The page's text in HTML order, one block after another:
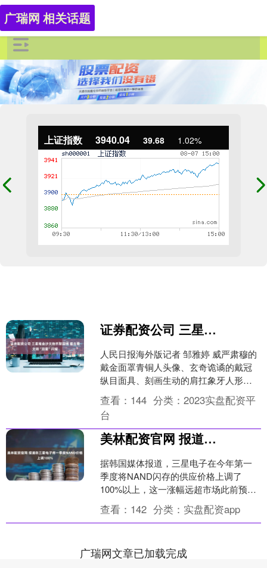
上证指数 3940.04 39.68 1.02%
广瑞网 相关话题
证券配资公司 三星堆金沙文物齐聚国博&#32;看古蜀文明“双星”闪耀
人民日报海外版记者 邹雅婷 威严肃穆的
戴金面罩青铜人头像、玄奇诡谲的戴冠
纵目面具、刻画生动的肩扛象牙人形纹
玉璋……由中国国家博物馆、四川省文
物局主办的“双星耀世....
查看： 144 分类：2023实盘配资平
台
美林配资官网 报道称三星电子将一季度NAND价格上调100%
据韩国媒体报道，三星电子在今年第一
季度将NAND闪存的供应价格上调了
100%以上，这一涨幅远超市场此前预
期，凸显了当前半导体市场严重的供需
失衡现状。据上述媒体行....
查看： 142 分类： 实盘配资app
广瑞网文章已加载完成